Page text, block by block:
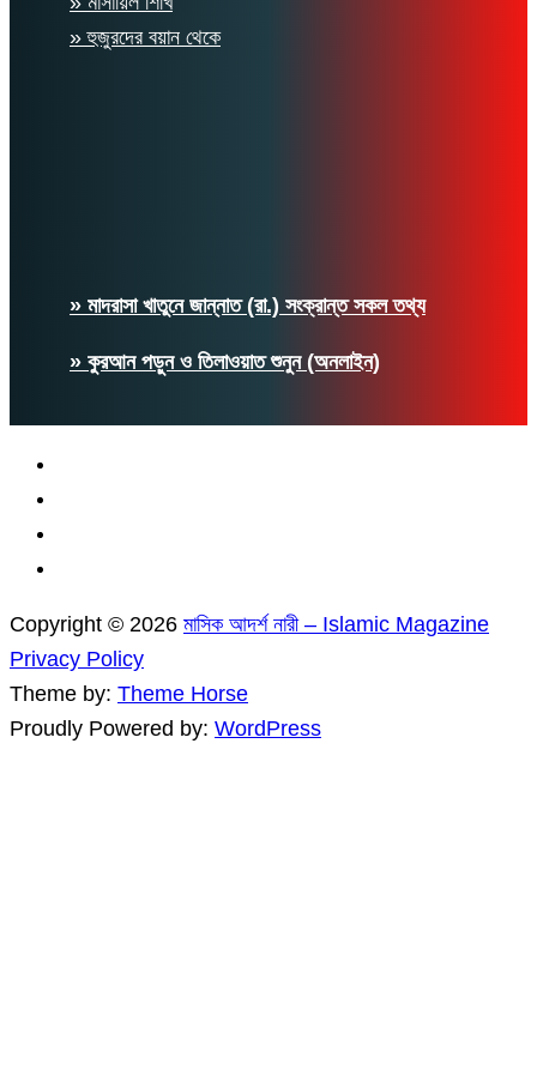
» হুজুরদের বয়ান থেকে
» মাদরাসা খাতুনে জান্নাত (রা.) সংক্রান্ত সকল তথ্য
» কুরআন পড়ুন ও তিলাওয়াত শুনুন (অনলাইন)
Copyright © 2026 মাসিক আদর্শ নারী – Islamic Magazine
Privacy Policy
Theme by: Theme Horse
Proudly Powered by: WordPress